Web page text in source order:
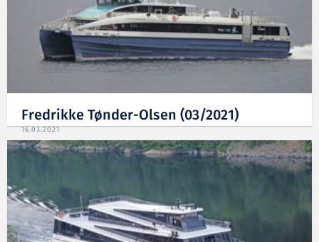
Fredrikke Tønder-Olsen (03/2021)
16.03.2021